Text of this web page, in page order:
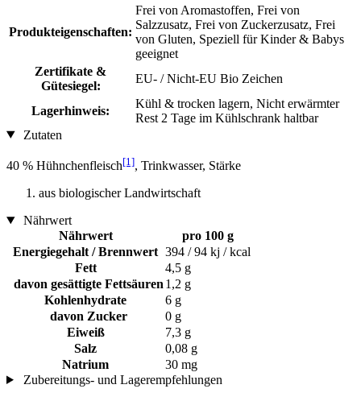
Produkteigenschaften:
Frei von Aromastoffen, Frei von
Salzzusatz, Frei von Zuckerzusatz, Frei
von Gluten, Speziell für Kinder & Babys
geeignet
Zertifikate &
Gütesiegel:
EU- / Nicht-EU Bio Zeichen
Lagerhinweis:
Kühl & trocken lagern, Nicht erwärmter
Rest 2 Tage im Kühlschrank haltbar
Zutaten
40 % Hühnchenfleisch[1], Trinkwasser, Stärke
aus biologischer Landwirtschaft
Nährwert
Nährwert
pro 100 g
Energiegehalt / Brennwert 394 / 94 kj / kcal
Fett
4,5 g
davon gesättigte Fettsäuren 1,2 g
Kohlenhydrate
6 g
davon Zucker
0 g
Eiweiß
7,3 g
Salz
0,08 g
Natrium
30 mg
Zubereitungs- und Lagerempfehlungen